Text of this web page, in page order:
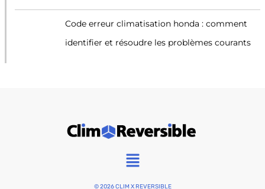
Code erreur climatisation honda : comment
identifier et résoudre les problèmes courants
Main
© 2026 CLIM X REVERSIBLE